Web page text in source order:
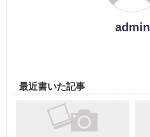
admin
最近書いた記事